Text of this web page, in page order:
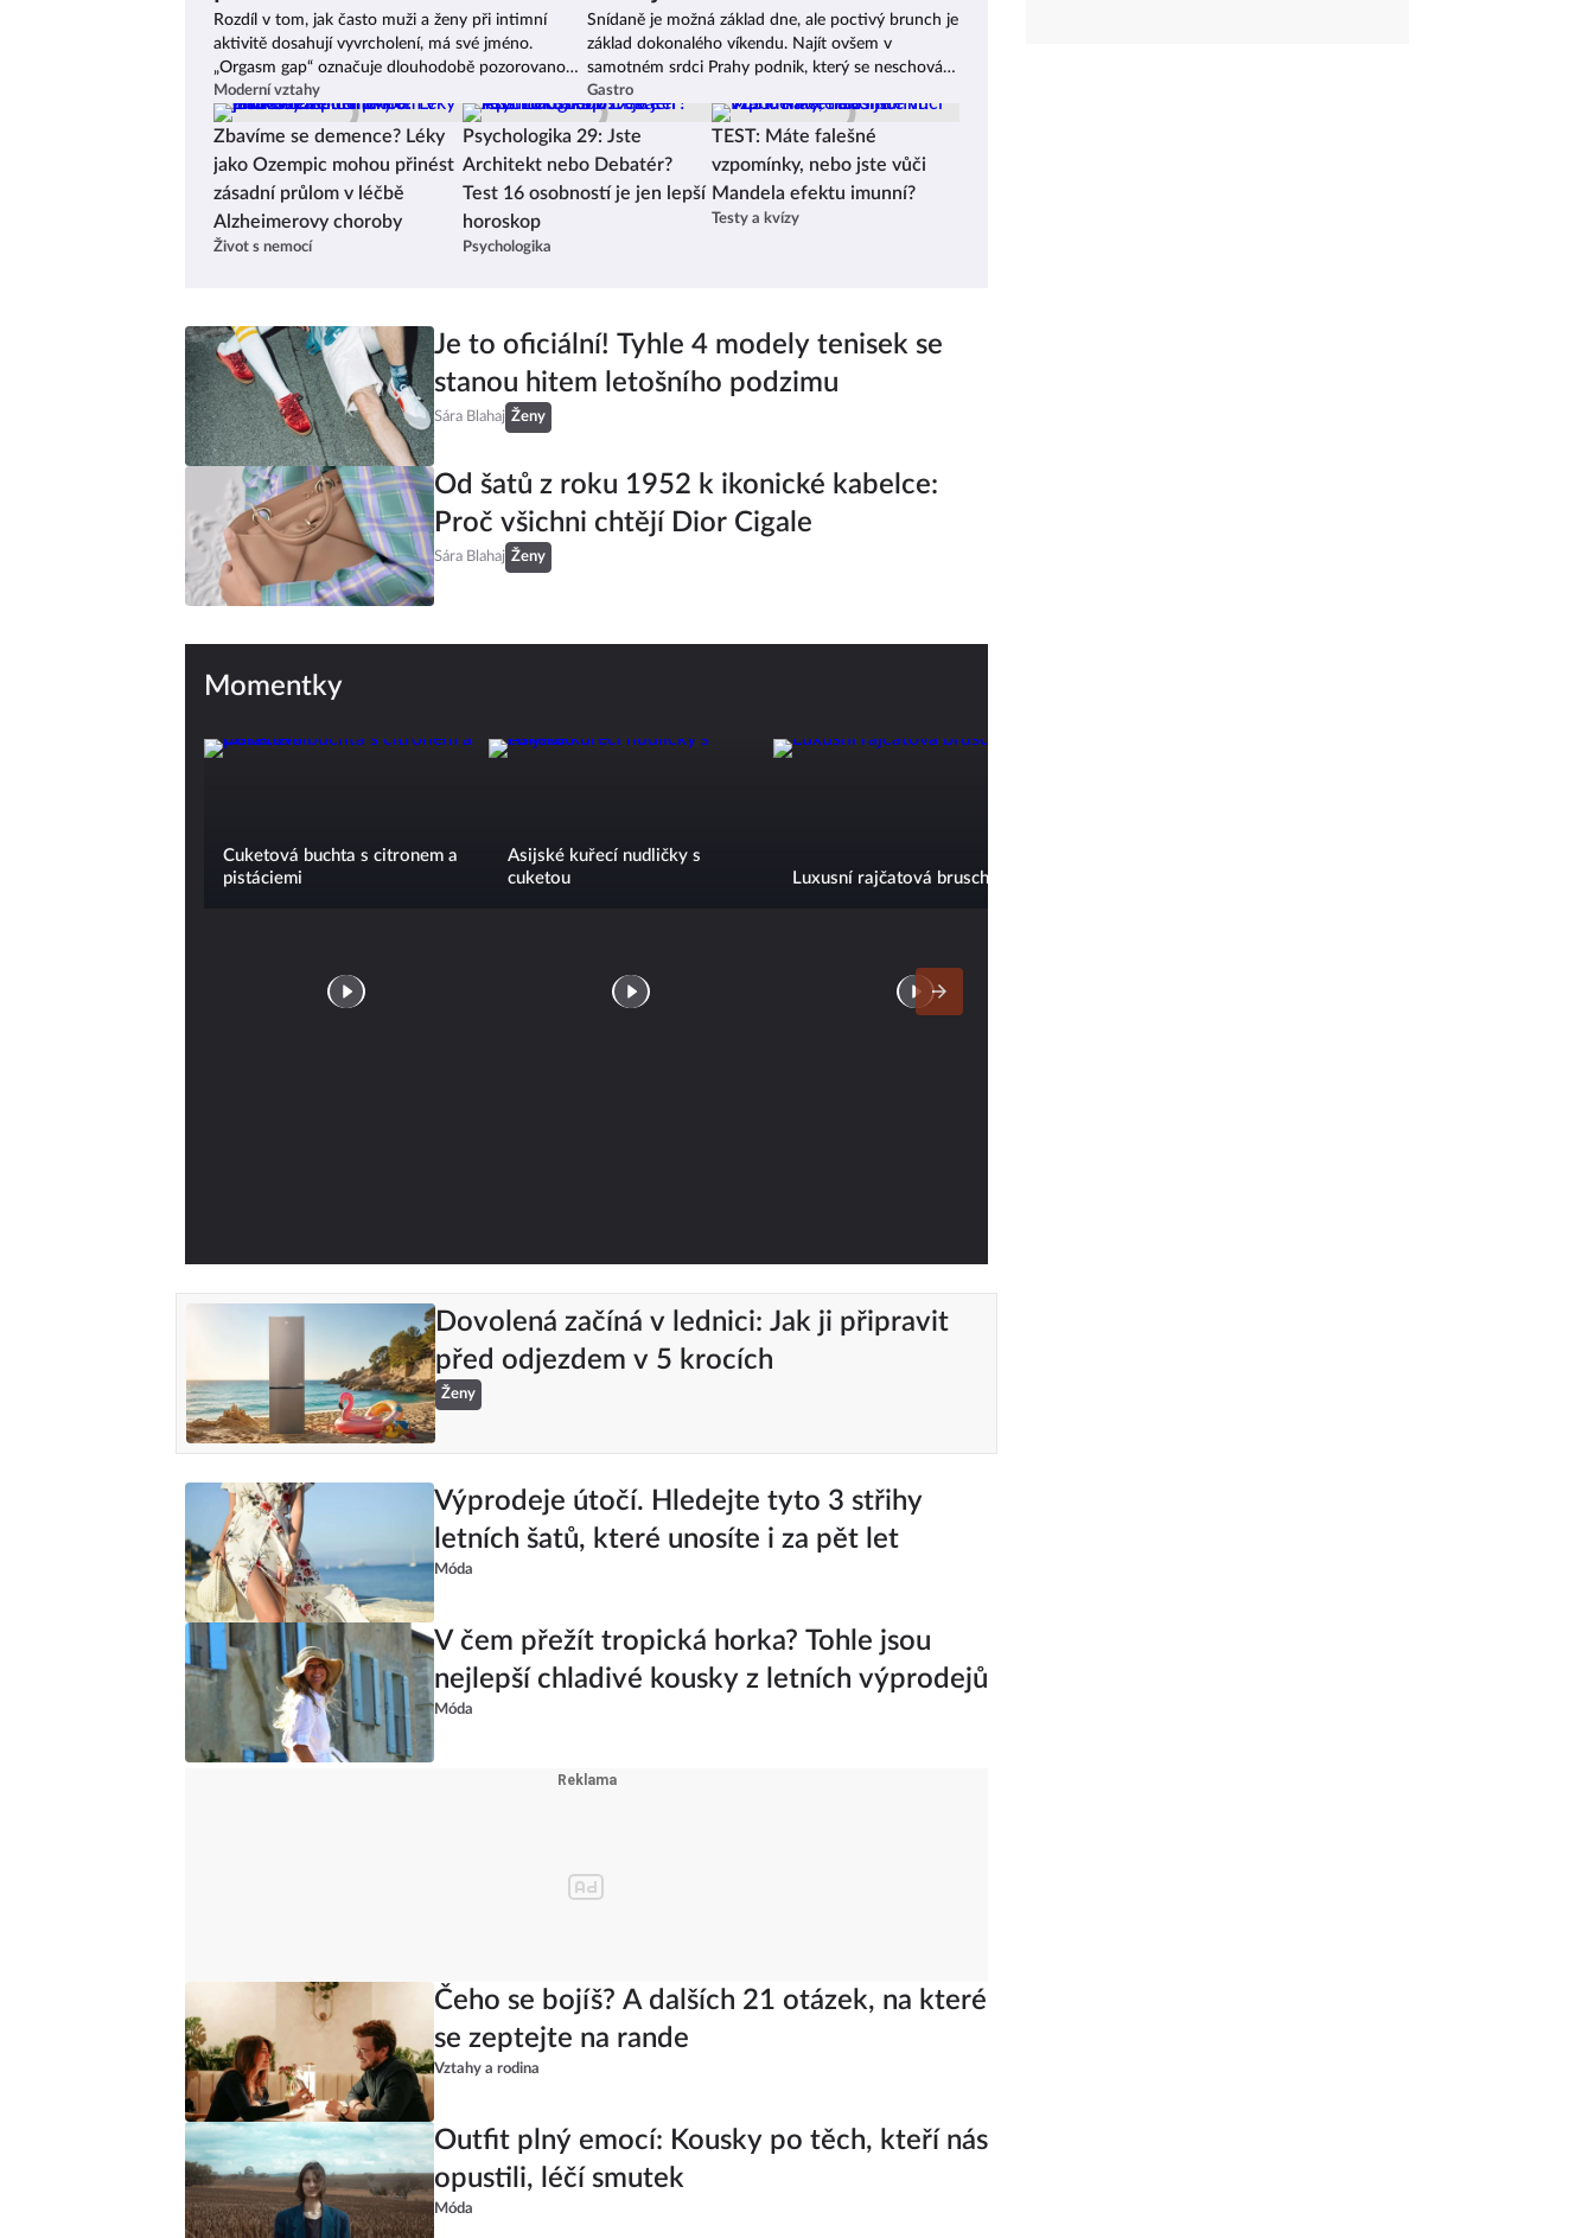
Rozdíl v tom, jak často muži a ženy při intimní
aktivitě dosahují vyvrcholení, má své jméno.
„Orgasm gap“ označuje dlouhodobě pozorovanou
„mezeru ve vyvrcholení“, tedy rozdíl v četnosti, s
jakou ho muži a ženy zažívají. Mezinárodní den
ženského orgasmu je ideální k tomu si
připomenout, že za to nemůže „záhadná“ ženská
anatomie, ale především způsob stimulace,
komunikace, očekávání a vzájemná pozornost.
Moderní vztahy
Snídaně je možná základ dne, ale poctivý brunch je
základ dokonalého víkendu. Najít ovšem v
samotném srdci Prahy podnik, který se neschovává
za pozlátko turistických pastí a nabízí opravdu
skvělou gastronomii, může být někdy docela oříšek.
Připravili jsme proto pro vás průvodce oblíbenými
adresami, na které nedají dopustit ani místní. Od
skrytých klášterních zahrad a moderních
vnitrobloků až po restaurace s ikonickým výhledem
Gastro
Zbavíme se demence? Léky
jako Ozempic mohou přinést
zásadní průlom v léčbě
Alzheimerovy choroby
Život s nemocí
Psychologika 29: Jste
Architekt nebo Debatér?
Test 16 osobností je jen lepší
horoskop
Psychologika
TEST: Máte falešné
vzpomínky, nebo jste vůči
Mandela efektu imunní?
Testy a kvízy
Je to oficiální! Tyhle 4 modely tenisek se
stanou hitem letošního podzimu
Sára Blahaj Ženy
Od šatů z roku 1952 k ikonické kabelce:
Proč všichni chtějí Dior Cigale
Sára Blahaj Ženy
Momentky
Cuketová buchta s citronem a
pistáciemi
Asijské kuřecí nudličky s
cuketou
Luxusní rajčatová bruschetta
Dovolená začíná v lednici: Jak ji připravit
před odjezdem v 5 krocích
Ženy
Výprodeje útočí. Hledejte tyto 3 střihy
letních šatů, které unosíte i za pět let
Móda
V čem přežít tropická horka? Tohle jsou
nejlepší chladivé kousky z letních výprodejů
Móda
Čeho se bojíš? A dalších 21 otázek, na které
se zeptejte na rande
Vztahy a rodina
Outfit plný emocí: Kousky po těch, kteří nás
opustili, léčí smutek
Móda